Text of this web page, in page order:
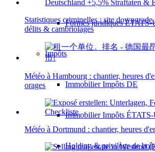
Formes juridiques
Impôts
Immobilier Impôts DE
Immobilier Impôts
Holding & privilège de
Statistiques criminelles : site
délits & cambriolages
Météo à Hambourg : chantier, heures
orages
Météo à Dortmund : chantier, heures